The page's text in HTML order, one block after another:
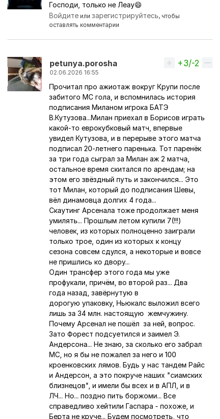
Господи, только не Леау😄
Войдите илизарегистрируйтесь, чтобы
оставлять комментарии
petunya.porosha
02.06.2026 16:55
Вверх
+3/-2
Прочитал про ажиотаж вокруг Крупи после
забитого МС гола, и вспомнилась история
подписания Миланом игрока БАТЭ
В.Кутузова...Милан приехал в Борисов играть
какой-то еврокубковый матч, впервые
увидел Кутузова, и в перерыве этого матча
подписал 20-летнего паренька. Тот паренёк
за три года сыграл за Милан аж 2 матча,
остальное время скитался по арендам; на
этом его звёздный путь и закончился... Это
тот Милан, который до подписания Шевы,
вёл динамовца долгих 4 года...
Скаутинг Арсенала тоже продолжает меня
умилять... Прошлым летом купили 7(!!!)
человек, из которых полноценно заиграли
только трое, один из которых к концу
сезона совсем сдулся, а некоторые и вовсе
не пришлись ко двору...
Один трансфер этого года мы уже
профукали, причём, во второй раз... Два
года назад, завёрнутую в
дорогую упаковку, Ньюкалс выложил всего
лишь за 34 млн. настоящую жемчужину.
Почему Арсенал не пошёл за ней, вопрос.
Зато Форест подсуетился и заимел Э.
Андерсона... Не знаю, за сколько его забрал
МС, но я бы не пожалел за него и 100
кроенковских лямов. Будь у нас тандем Райс
и Андерсон, а это покруче наших "сиамских
близнецов", и имели бы всех и в АПЛ, и в
ЛЧ... Но... поздно пить боржоми... Все
справедливо хейтили Гаспара - похоже, и
Берта не круче... Будем посмотреть, что